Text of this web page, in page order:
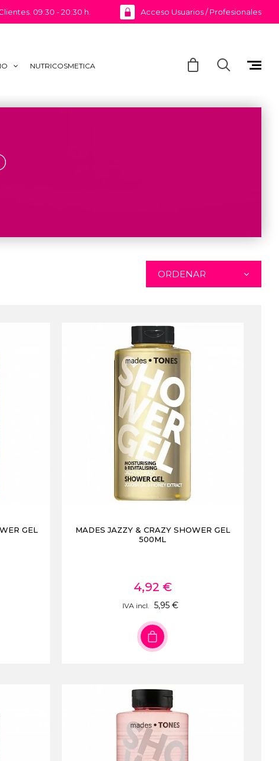
09:30 - 20:30 h. Acceso Usuarios / Profesionales
NUTRICOSMETICA
ORDENAR
GEL
MADES JAZZY & CRAZY SHOWER GEL
500ML
4,92 €
IVA incl. 5,95 €